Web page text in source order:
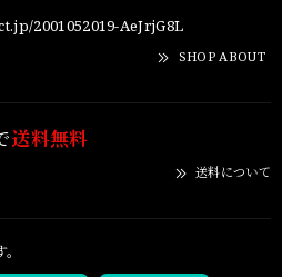
2001052019-AeJrjG8L
SHOP ABOUT
送料無料
送料について